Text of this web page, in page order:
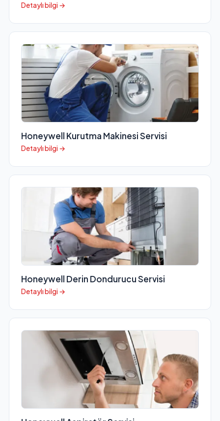
Detaylı bilgi →
Honeywell Kurutma Makinesi Servisi
Detaylı bilgi →
Honeywell Derin Dondurucu Servisi
Detaylı bilgi →